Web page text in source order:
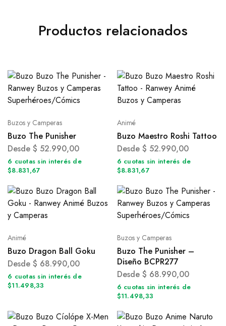
Productos relacionados
Buzos y Camperas
Buzo The Punisher
Desde $ 52.990,00
6 cuotas sin interés de
$8.831,67
Animé
Buzo Maestro Roshi Tattoo
Desde $ 52.990,00
6 cuotas sin interés de
$8.831,67
Animé
Buzo Dragon Ball Goku
Desde $ 68.990,00
6 cuotas sin interés de
$11.498,33
Buzos y Camperas
Buzo The Punisher –
Diseño BCPR277
Desde $ 68.990,00
6 cuotas sin interés de
$11.498,33